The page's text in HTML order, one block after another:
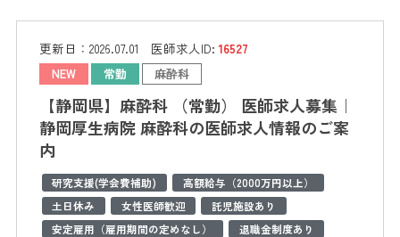
更新日： 2026.07.01 医師求人ID:16527
NEW 常勤 麻酔科
【静岡県】麻酔科 （常勤） 医師求人募集｜
静岡厚生病院 麻酔科の医師求人情報のご案
内
研究支援(学会費補助)
高額給与（2000万円以上）
土日休み
女性医師歓迎
託児施設あり
安定雇用（雇用期間の定めなし）
退職金制度あり